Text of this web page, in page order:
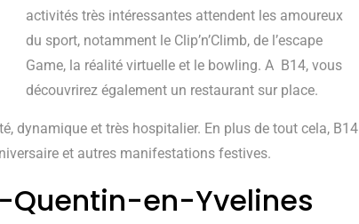
activités très intéressantes attendent les amoureux
du sport, notamment le Clip’n’Climb, de l’escape
Game, la réalité virtuelle et le bowling. A B14, vous
découvrirez également un restaurant sur place.
dynamique et très hospitalier. En plus de tout cela, B14
et autres manifestations festives.
en-Yvelines